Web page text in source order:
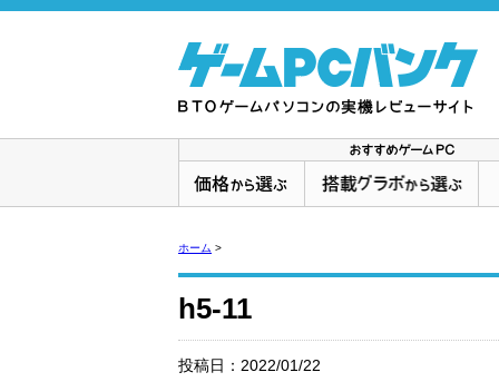
ホーム >
h5-11
投稿日： 2022/01/22